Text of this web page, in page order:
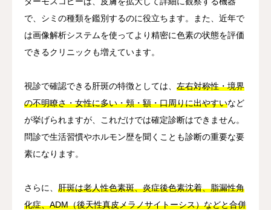
で、シミの種類を鑑別するのに役立ちます。また、近年で
は画像解析システムを使ってより精密に色素の状態を評価
できるクリニックも増えています。
視診で確認できる肝斑の特徴としては、 左右対称性・境界
の不明瞭さ・女性に多い・頬・額・口周りに出やすいなど
が挙げられますが、これだけでは確定診断はできません。
問診で生活習慣やホルモン歴を聞くことも診断の重要な要
素になります。
さらに、 肝斑は老人性色素斑、炎症後色素沈着、脂漏性角
化症、ADM（後天性真皮メラノサイトーシス）などと合併